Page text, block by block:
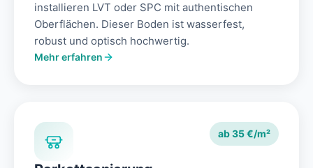
installieren LVT oder SPC mit authentischen
Oberflächen. Dieser Boden ist wasserfest,
robust und optisch hochwertig.
Mehr erfahren
ab 35 €/m²